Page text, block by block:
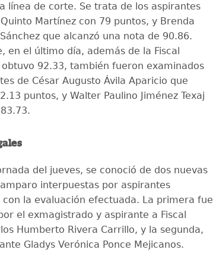
línea de corte. Se trata de los aspirantes
Quinto Martínez con 79 puntos, y Brenda
que alcanzó una nota de 90.86.
en el último día, además de la Fiscal
obtuvo 92.33, también fueron examinados
de César Augusto Ávila Aparicio que
puntos, y Walter Paulino Jiménez Texaj
del jueves, se conoció de dos nuevas
interpuestas por aspirantes
la evaluación efectuada. La primera fue
el exmagistrado y aspirante a Fiscal
Humberto Rivera Carrillo, y la segunda,
Gladys Verónica Ponce Mejicanos.